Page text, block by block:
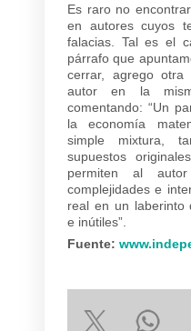
Es raro no
en autores cuyos
falacias. Tal es el
párrafo que
cerrar, agrego
autor en la
comentando: “Un
la economía
simple mixtura,
supuestos
permiten al
complejidades e
real en un laberinto
e inútiles”.
Fuente: